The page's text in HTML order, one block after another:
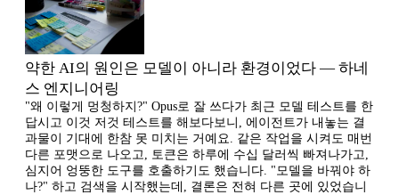
약한 AI의 원인은 모델이 아니라 환경이었다 — 하네
스 엔지니어링
"왜 이렇게 멍청하지?" Opus로 잘 쓰다가 최근 모델 테스트를 한
답시고 이것 저것 테스트를 해보다보니, 에이전트가 내놓는 결
과물이 기대에 한참 못 미치는 거예요. 같은 작업을 시켜도 매번
다른 포맷으로 나오고, 토큰은 하루에 수십 달러씩 빠져나가고,
심지어 엉뚱한 도구를 호출하기도 했습니다. "모델을 바꿔야 하
나?" 하고 검색을 시작했는데, 결론은 전혀 다른 곳에 있었습니